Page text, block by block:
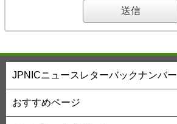
JPNICニュースレターバックナンバー
おすすめページ